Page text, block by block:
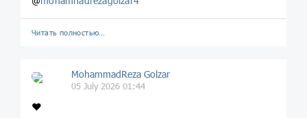
Читать полностью…
MohammadReza Golzar
05 July 2026 01:44
❤️